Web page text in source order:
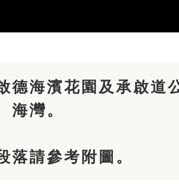
德海濱花園及承啟道
海灣。
落請參考附圖。